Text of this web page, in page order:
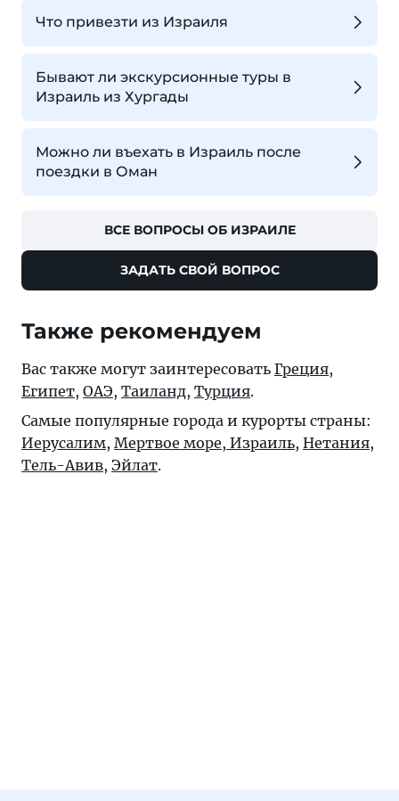
Что привезти из Израиля
Бывают ли экскурсионные туры в
Израиль из Хургады
Можно ли въехать в Израиль после
поездки в Оман
ВСЕ ВОПРОСЫ ОБ ИЗРАИЛЕ
ЗАДАТЬ СВОЙ ВОПРОС
Также рекомендуем
Вас также могут заинтересовать Греция,
Египет, ОАЭ, Таиланд, Турция.
Самые популярные города и курорты страны:
Иерусалим, Мертвое море, Израиль, Нетания,
Тель-Авив, Эйлат.